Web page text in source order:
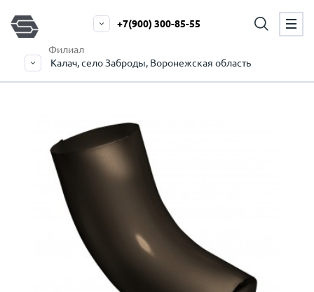
Филиал
Калач, село Заброды, Воронежская область
+7(900) 300-85-55